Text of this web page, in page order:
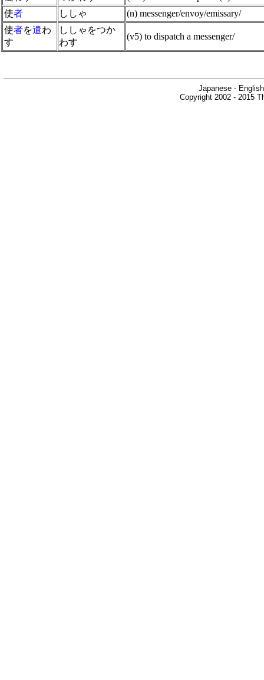
使者 ししゃ
(n) messenger/envoy/emissary/
使者を遣わ
す
ししゃをつか
わす
(v5) to dispatch a messenger/
Japanese -
Copyright 2002 - 2015